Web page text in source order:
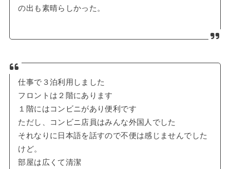
の出も素晴らしかった。
仕事で３泊利用しました
フロントは２階にあります
１階にはコンビニがあり便利です
ただし、コンビニ店員はみんな外国人でした
それなりに日本語を話すので不便は感じませんでした
けど。
部屋は広くて清潔